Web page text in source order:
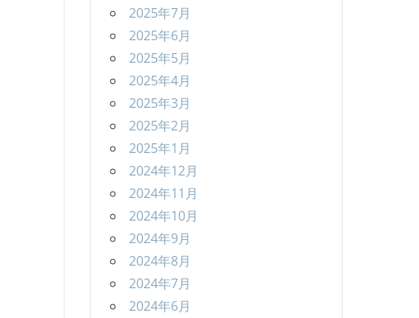
2025年7月
2025年6月
2025年5月
2025年4月
2025年3月
2025年2月
2025年1月
2024年12月
2024年11月
2024年10月
2024年9月
2024年8月
2024年7月
2024年6月